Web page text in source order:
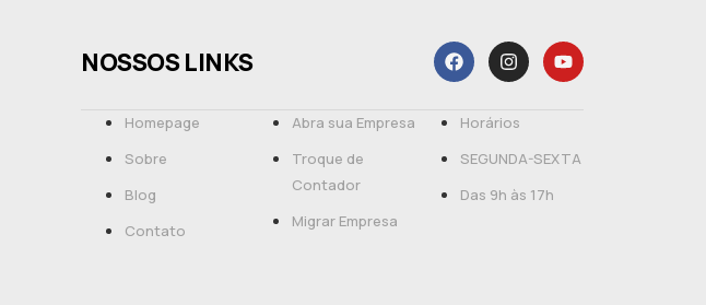
NOSSOS LINKS
Homepage
Sobre
Blog
Contato
Abra sua Empresa
Troque de
Contador
Migrar Empresa
Horários
SEGUNDA-SEXTA
Das 9h às 17h